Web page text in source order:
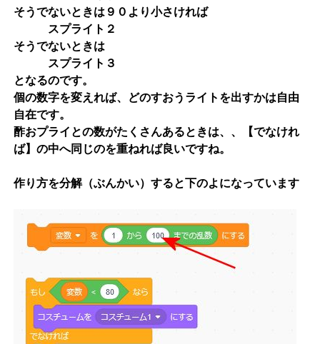
そうでないときは９０より小さければ
スプライト２
そうでないときは
スプライト３
となるのです。
個の数字を変えれば、どのすおうライトを出すかは自由
自在です。
酢おプライとの数がたくさんあるときは、、【でなけれ
ば】の中へ同じのを重ねれば良いですね。
作り方を分解（ぶんかい）すると下のよになっています